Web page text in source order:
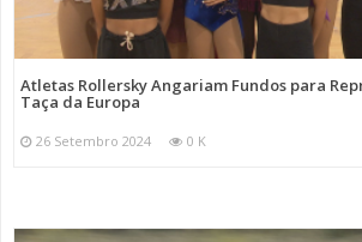
Atletas Rollersky Angariam Fundos para
Taça da Europa
26 Setembro 2024 0 K